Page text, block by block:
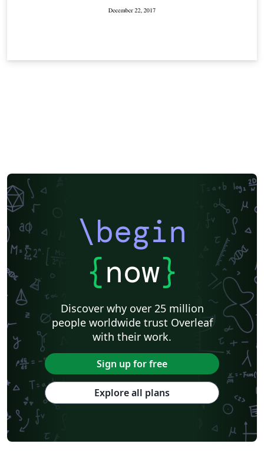
\begin
{now}
Discover why over 25 million
people worldwide trust Overleaf
with their work.
Sign up for free
Explore all plans